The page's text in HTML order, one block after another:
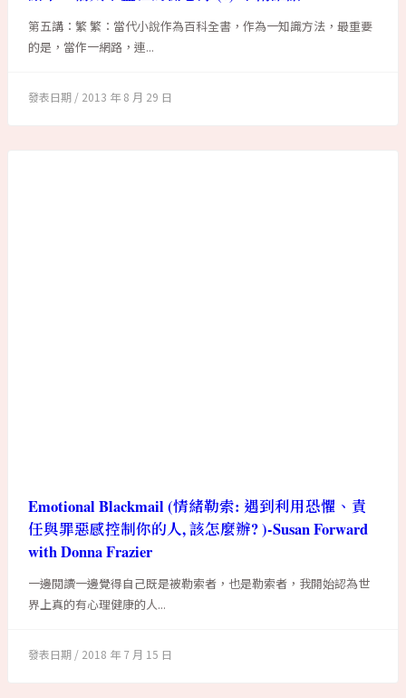
第五講：繁 繁：當代小說作為百科全書，作為一知識方法，最重要
的是，當作一網路，連...
2013 年 8 月 29 日
Emotional Blackmail (情緒勒索: 遇到利用恐懼、責
任與罪惡感控制你的人, 該怎麼辦? )-Susan Forward
with Donna Frazier
一邊閱讀一邊覺得自己既是被勒索者，也是勒索者，我開始認為世
界上真的有心理健康的人...
2018 年 7 月 15 日